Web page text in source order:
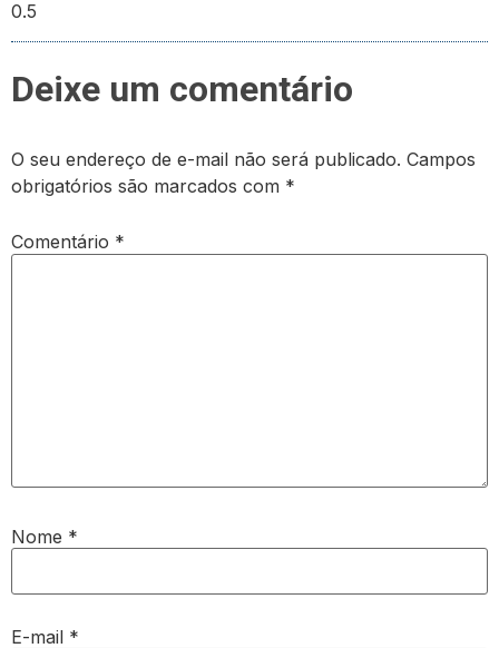
Deixe um comentário
O seu endereço de e-mail não será publicado. Campos
obrigatórios são marcados com *
Comentário *
Nome *
E-mail *